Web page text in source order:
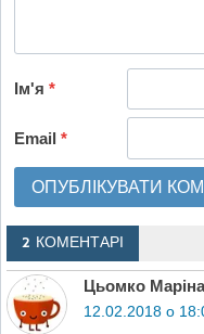
Ім'я*
Email*
2 КОМЕНТАРІ
Цьомко Маріна
12.02.2018 о